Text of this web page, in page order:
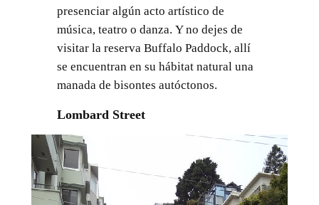
presenciar algún acto artístico de
música, teatro o danza. Y no dejes de
visitar la reserva Buffalo Paddock, allí
se encuentran en su hábitat natural una
manada de bisontes autóctonos.
Lombard Street